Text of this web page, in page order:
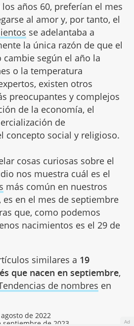
años 60, preferían el mes
al amor y, por tanto, el
se adelantaba a
la única razón de que el
según el año la
o la temperatura
existen otros
preocupantes y complejos
de la economía, el
de
concepto social y religioso.
cosas curiosas sobre el
nos muestra cuál es el
más común en nuestros
es en el mes de septiembre
que, como podemos
nacimientos es el 29 de
similares a 19
que nacen en septiembre,
de nombres en
de 2022
septiembre de 2023 Ad